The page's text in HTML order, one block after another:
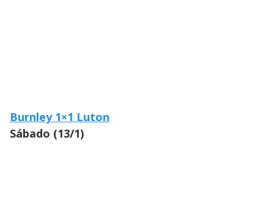
Burnley 1×1 Luton
Sábado (13/1)